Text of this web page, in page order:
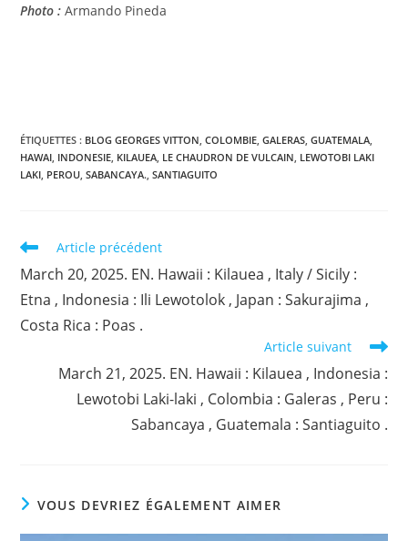
Photo : Armando Pineda
ÉTIQUETTES : BLOG GEORGES VITTON, COLOMBIE, GALERAS, GUATEMALA,
HAWAI, INDONESIE, KILAUEA, LE CHAUDRON DE VULCAIN, LEWOTOBI LAKI
LAKI, PEROU, SABANCAYA., SANTIAGUITO
Read
articles
Article précédent
March 20, 2025. EN. Hawaii : Kilauea , Italy / Sicily :
Etna , Indonesia : Ili Lewotolok , Japan : Sakurajima ,
Costa Rica : Poas .
Article suivant
March 21, 2025. EN. Hawaii : Kilauea , Indonesia :
Lewotobi Laki-laki , Colombia : Galeras , Peru :
Sabancaya , Guatemala : Santiaguito .
VOUS DEVRIEZ ÉGALEMENT AIMER